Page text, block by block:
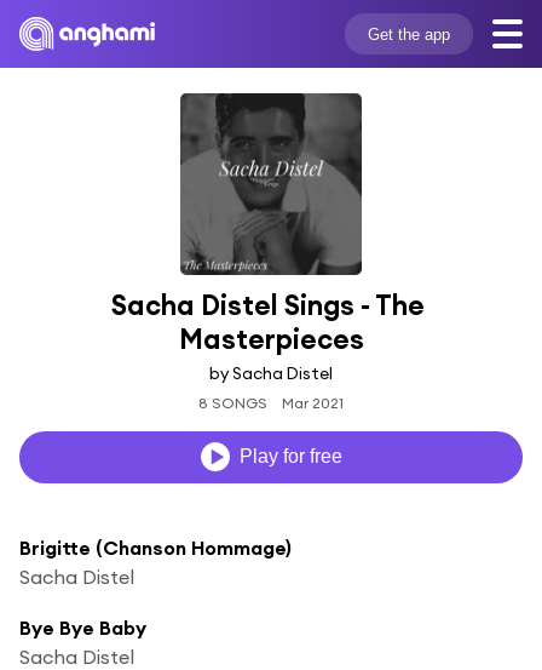
Get the app
Sacha Distel Sings - The
Masterpieces
by Sacha Distel
8 SONGS Mar 2021
Play for free
Brigitte (Chanson Hommage)
Sacha Distel
Bye Bye Baby
Sacha Distel